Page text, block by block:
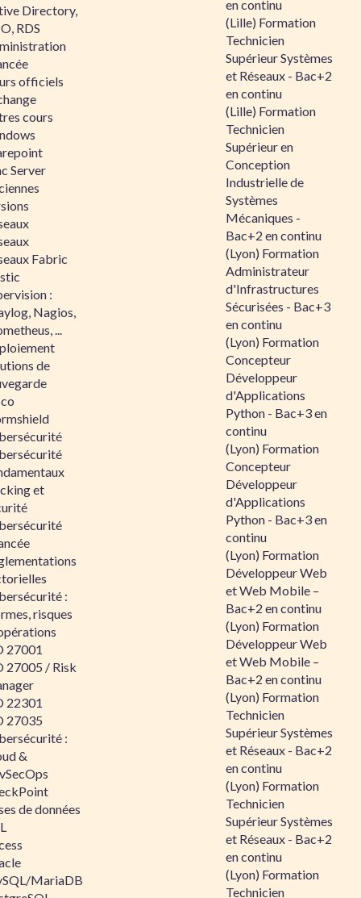
Directory,
RDS
officiels
cours
Server
Fabric
:
Nagios,
...
de
et
:
risques
27001
27005 / Risk
22301
27035
:
&
de données
MariaDB
en continu
(Lille) Formation
Technicien
Supérieur Systèmes
et Réseaux - Bac+2
en continu
(Lille) Formation
Technicien
Supérieur en
Conception
Industrielle de
Systèmes
Mécaniques -
Bac+2 en continu
(Lyon) Formation
Administrateur
d'Infrastructures
Sécurisées - Bac+3
en continu
(Lyon) Formation
Concepteur
Développeur
d'Applications
Python - Bac+3 en
continu
(Lyon) Formation
Concepteur
Développeur
d'Applications
Python - Bac+3 en
continu
(Lyon) Formation
Développeur Web
et Web Mobile –
Bac+2 en continu
(Lyon) Formation
Développeur Web
et Web Mobile –
Bac+2 en continu
(Lyon) Formation
Technicien
Supérieur Systèmes
et Réseaux - Bac+2
en continu
(Lyon) Formation
Technicien
Supérieur Systèmes
et Réseaux - Bac+2
en continu
(Lyon) Formation
Technicien